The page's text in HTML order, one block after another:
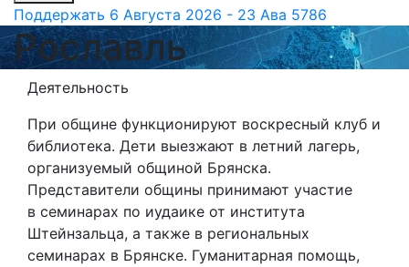
Поддержать 6 Августа 2026 - 23 Ава 5786
Рославль
Деятельность
При общине функционируют воскресный клуб и
библиотека. Дети выезжают в летний лагерь,
организуемый общиной Брянска.
Представители общины принимают участие
в семинарах по иудаике от института
Штейнзальца, а также в региональных
семинарах в Брянске. Гуманитарная помощь,